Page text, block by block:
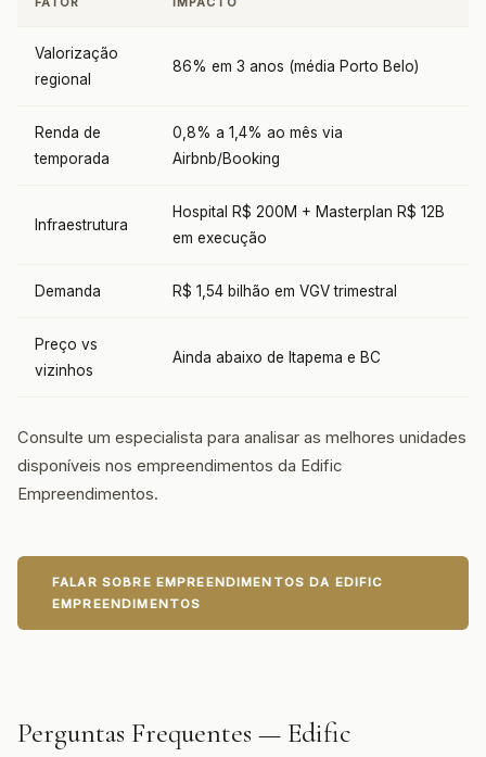
Valorização
regional
86% em 3 anos (média Porto Belo)
Renda de
temporada
0,8% a 1,4% ao mês via
Airbnb/Booking
Infraestrutura
Hospital R$ 200M + Masterplan R$ 12B
em execução
Demanda R$ 1,54 bilhão em VGV trimestral
Preço vs
vizinhos
Ainda abaixo de Itapema e BC
Consulte um especialista para analisar as melhores unidades
disponíveis nos empreendimentos da Edific
Empreendimentos.
FALAR SOBRE EMPREENDIMENTOS DA EDIFIC
EMPREENDIMENTOS
Perguntas Frequentes — Edific